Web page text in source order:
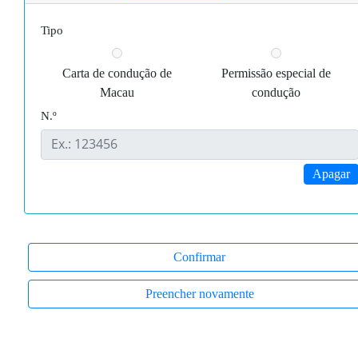
Tipo
Carta de condução de
Macau
Permissão especial de
condução
N.º